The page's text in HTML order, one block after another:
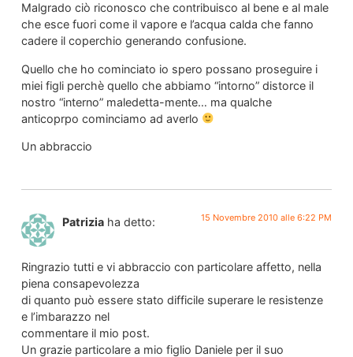
Malgrado ciò riconosco che contribuisco al bene e al male
che esce fuori come il vapore e l’acqua calda che fanno
cadere il coperchio generando confusione.
Quello che ho cominciato io spero possano proseguire i
miei figli perchè quello che abbiamo “intorno” distorce il
nostro “interno” maledetta-mente… ma qualche
anticoprpo cominciamo ad averlo
Un abbraccio
Patrizia ha detto: 15 Novembre 2010 alle 6:22 PM
Ringrazio tutti e vi abbraccio con particolare affetto, nella
piena consapevolezza
di quanto può essere stato difficile superare le resistenze
e l’imbarazzo nel
commentare il mio post.
Un grazie particolare a mio figlio Daniele per il suo